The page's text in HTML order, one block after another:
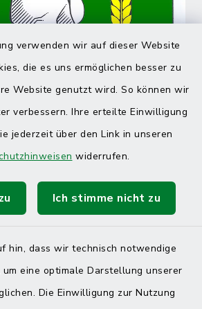
verwenden wir auf dieser Website
die es uns ermöglichen besser zu
Website genutzt wird. So können wir
verbessern. Ihre erteilte Einwilligung
jederzeit über den Link in unseren
widerrufen.
Ich stimme nicht zu
hin, dass wir technisch notwendige
um eine optimale Darstellung unserer
Die Einwilligung zur Nutzung